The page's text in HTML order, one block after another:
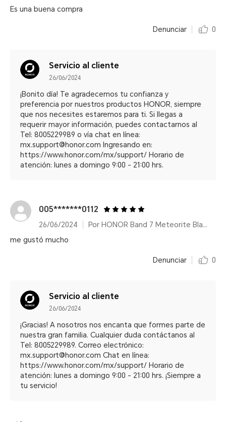
Es una buena compra
Denunciar 0
Servicio al cliente
26/06/2024
¡Bonito día! Te agradecemos tu confianza y
preferencia por nuestros productos HONOR, siempre
que nos necesites estaremos para ti. Si llegas a
requerir mayor información, puedes contactarnos al
Tel: 8005229989 o vía chat en línea:
mx.support@honor.com Ingresando en:
https://www.honor.com/mx/support/ Horario de
atención: lunes a domingo 9:00 - 21:00 hrs.
005*******0112
26/06/2024
Por HONOR Band 7 Meteorite Black/14 días de duración de batería
me gustó mucho
Denunciar 0
Servicio al cliente
26/06/2024
¡Gracias! A nosotros nos encanta que formes parte de
nuestra gran familia. Cualquier duda contáctanos al
Tel: 8005229989. Correo electrónico:
mx.support@honor.com Chat en línea:
https://www.honor.com/mx/support/ Horario de
atención: lunes a domingo 9:00 - 21:00 hrs. ¡Siempre a
tu servicio!